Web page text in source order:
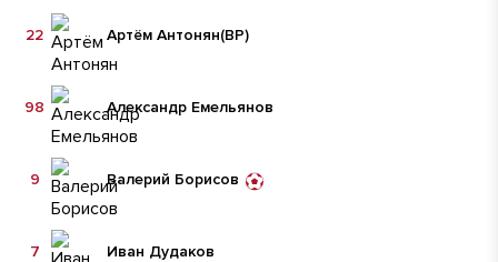
Артём Антонян(ВР)
22
Александр Емельянов
98
Валерий Борисов
9
Иван Дудаков
7